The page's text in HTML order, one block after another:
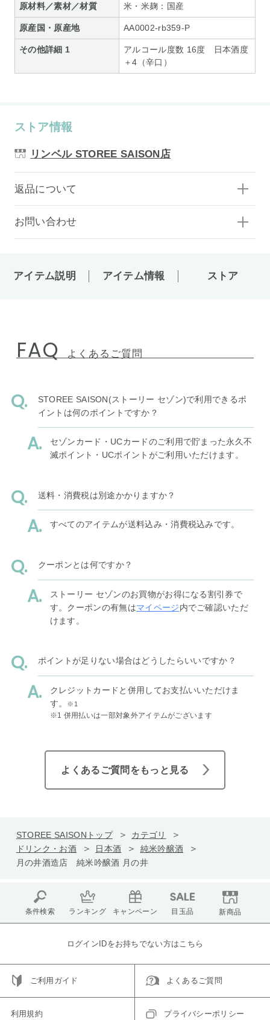
原材料／素材／材質 米・米麹：国産
原産国・原産地 AA0002-rb359-P
その他詳細 1
アルコール度数 16度 日本酒度
＋4（辛口）
ストア情報
リンベル STOREE SAISON店
返品について
お問い合わせ
アイテム説明 アイテム情報 ストア
FAQ よくあるご質問
STOREE SAISON(ストーリー セゾン)で利用できるポ
イントは何のポイントですか？
セゾンカード・UCカードのご利用で貯まった永久不
滅ポイント・UCポイントがご利用いただけます。
送料・消費税は別途かかりますか？
すべてのアイテムが送料込み・消費税込みです。
クーポンとは何ですか？
ストーリー セゾンのお買物がお得になる割引券で
す。クーポンの有無はマイページ内でご確認いただ
けます。
ポイントが足りない場合はどうしたらいいですか？
クレジットカードと併用してお支払いいただけま
す。
※1
※1 併用払いは一部対象外アイテムがございます
よくあるご質問をもっと見る
STOREE SAISONトップ
カテゴリ
ドリンク・お酒
日本酒
純米吟醸酒
月の井酒造店 純米吟醸酒 月の井
条件検索 ランキング キャンペーン 目玉品 新商品
ログインIDをお持ちでない方はこちら
ご利用ガイド よくあるご質問
利用規約 プライバシーポリシー